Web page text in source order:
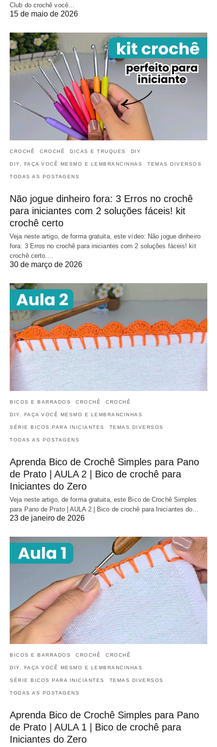
Club do crochê você…
15 de maio de 2026
CROCHÊ CROCHÊ DICAS E TRUQUES DIY
DIY, FAÇA VOCÊ MESMO E LEMBRANCINHAS TEMAS DIVERSOS
TODAS AS POSTAGENS
Não jogue dinheiro fora: 3 Erros no crochê
para iniciantes com 2 soluções fáceis! kit
crochê certo
Veja neste artigo, de forma gratuita, este vídeo: Não jogue dinheiro
fora: 3 Erros no crochê para iniciantes com 2 soluções fáceis! kit
crochê certo.…
30 de março de 2026
BICOS E BARRADOS CROCHÊ CROCHÊ
DIY, FAÇA VOCÊ MESMO E LEMBRANCINHAS
SÉRIE BICOS PARA INICIANTES TEMAS DIVERSOS
TODAS AS POSTAGENS
Aprenda Bico de Crochê Simples para Pano
de Prato | AULA 2 | Bico de crochê para
Iniciantes do Zero
Veja neste artigo, de forma gratuita, este Bico de Crochê Simples
para Pano de Prato | AULA 2 | Bico de crochê para Iniciantes do…
23 de janeiro de 2026
BICOS E BARRADOS CROCHÊ CROCHÊ
DIY, FAÇA VOCÊ MESMO E LEMBRANCINHAS
SÉRIE BICOS PARA INICIANTES TEMAS DIVERSOS
TODAS AS POSTAGENS
Aprenda Bico de Crochê Simples para Pano
de Prato | AULA 1 | Bico de crochê para
Iniciantes do Zero